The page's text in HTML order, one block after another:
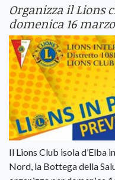
Organizza il Lions
domenica 16
Il Lions Club isola d’Elba
Nord, la Bottega della